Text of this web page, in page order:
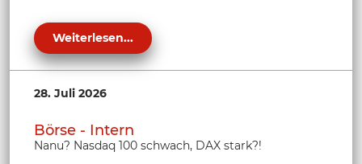
Weiterlesen...
28. Juli 2026
Börse - Intern
Nanu? Nasdaq 100 schwach, DAX stark?!